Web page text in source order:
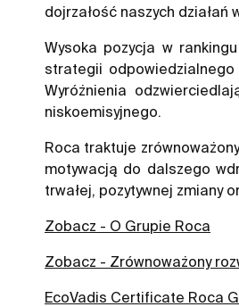
dojrzałość naszych
Wysoka pozycja w
strategii odpowiedzialnego
Wyróżnienia
niskoemisyjnego.
Roca traktuje
motywacją do dalszego
trwałej, pozytywnej zmiany
Zobacz - O Grupie Roca
Zobacz - Zrównoważony
EcoVadis Certificate Roca